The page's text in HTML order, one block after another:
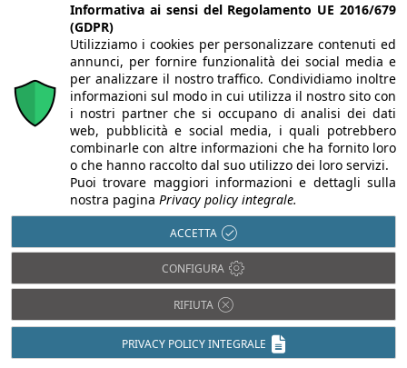
Informativa ai sensi del Regolamento UE 2016/679
(GDPR)
Utilizziamo i cookies per personalizzare contenuti ed
annunci, per fornire funzionalità dei social media e
per analizzare il nostro traffico. Condividiamo inoltre
informazioni sul modo in cui utilizza il nostro sito con
i nostri partner che si occupano di analisi dei dati
web, pubblicità e social media, i quali potrebbero
combinarle con altre informazioni che ha fornito loro
o che hanno raccolto dal suo utilizzo dei loro servizi.
Puoi trovare maggiori informazioni e dettagli sulla
nostra pagina Privacy policy integrale.
ACCETTA
CONFIGURA
RIFIUTA
PRIVACY POLICY INTEGRALE